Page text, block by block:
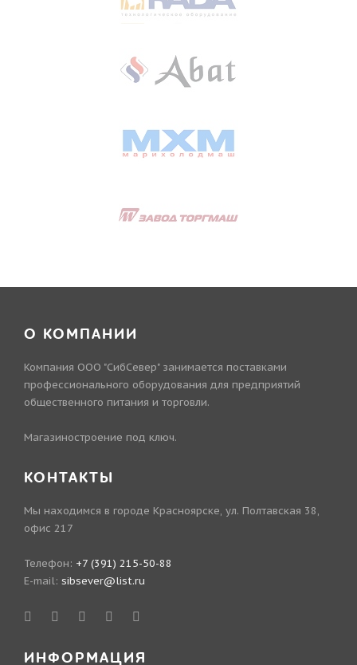
О КОМПАНИИ
Компания ООО "СибСевер" занимается поставками
профессионального оборудования для предприятий
общественного питания и торговли.
Магазиностроение под ключ.
КОНТАКТЫ
Мы находимся в городе Красноярске, ул. Полтавская 38,
офис 217
Телефон: +7 (391) 215-50-88
E-mail: sibsever@list.ru
ИНФОРМАЦИЯ